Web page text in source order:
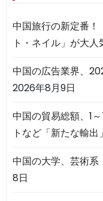
中国旅行の新定番
ト・ネイル」が大人
中国の広告業界、
2026年8月9日
中国の貿易総額、1
トなど「新たな輸出
中国の大学、芸術系
8日